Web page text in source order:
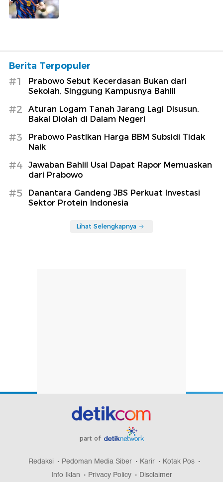
Berita Terpopuler
#1
Prabowo Sebut Kecerdasan Bukan dari
Sekolah, Singgung Kampusnya Bahlil
#2
Aturan Logam Tanah Jarang Lagi Disusun,
Bakal Diolah di Dalam Negeri
#3
Prabowo Pastikan Harga BBM Subsidi Tidak
Naik
#4
Jawaban Bahlil Usai Dapat Rapor Memuaskan
dari Prabowo
#5
Danantara Gandeng JBS Perkuat Investasi
Sektor Protein Indonesia
Lihat Selengkapnya
part of
Redaksi Pedoman Media Siber Karir
Kotak Pos
Info Iklan
Privacy Policy Disclaimer